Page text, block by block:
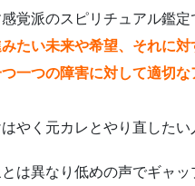
覚派のスピリチュアル鑑定
たい未来や希望、それに
一つの障害に対して適切
やく元カレとやり直した
は異なり低めの声でギャ